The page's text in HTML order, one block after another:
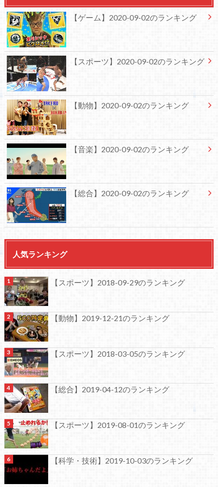
【ゲーム】2020-09-02のランキング
【スポーツ】2020-09-02のランキング
【動物】2020-09-02のランキング
【音楽】2020-09-02のランキング
【総合】2020-09-02のランキング
人気ランキング
【スポーツ】2018-09-29のランキング
【動物】2019-12-21のランキング
【スポーツ】2018-03-05のランキング
【総合】2019-04-12のランキング
【スポーツ】2019-08-01のランキング
【科学・技術】2019-10-03のランキング